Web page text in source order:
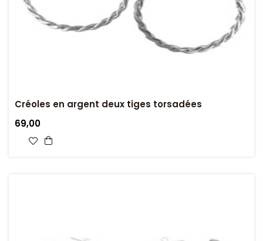
Créoles en argent deux tiges torsadées
69,00